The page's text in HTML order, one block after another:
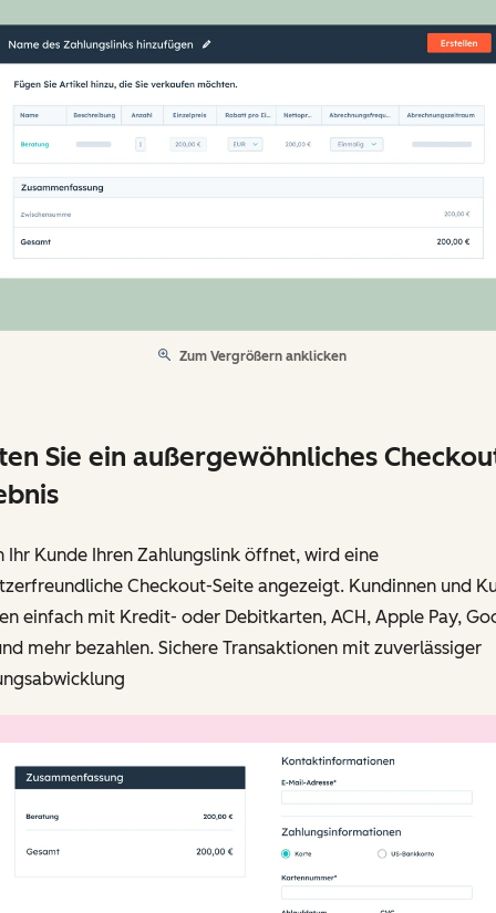
Zum Vergrößern anklicken
Sie ein außergewöhnliches
Ihr Kunde Ihren Zahlungslink öffnet, wird eine
Checkout-Seite angezeigt. Kundinnen und
einfach mit Kredit- oder Debitkarten, ACH, Apple Pay,
mehr bezahlen. Sichere Transaktionen mit zuverlässiger